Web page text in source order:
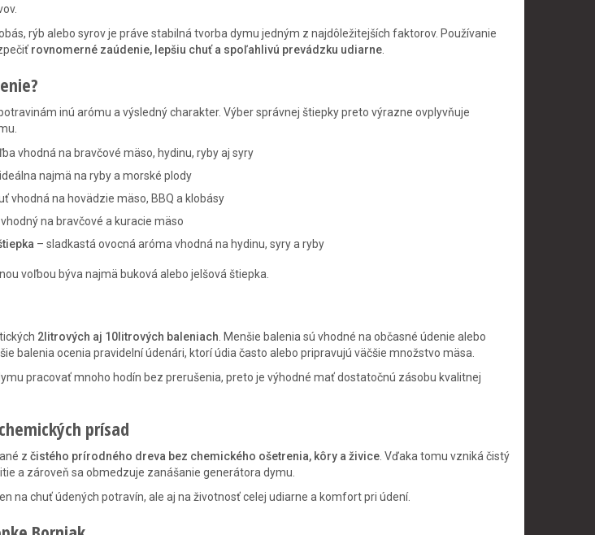
rýb alebo syrov je práve stabilná tvorba dymu jedným z najdôležitejších faktorov. Používanie
rovnomerné zaúdenie, lepšiu chuť a spoľahlivú prevádzku udiarne
inú arómu a výsledný charakter. Výber správnej štiepky preto výrazne ovplyvňuje
vhodná na bravčové mäso, hydinu, ryby aj syry
najmä na ryby a morské plody
vhodná na hovädzie mäso, BBQ a klobásy
na bravčové a kuracie mäso
– sladkastá ovocná aróma vhodná na hydinu, syry a ryby
voľbou býva najmä buková alebo jelšová štiepka.
2litrových aj 10litrových baleniach . Menšie balenia sú vhodné na občasné údenie alebo
balenia ocenia pravidelní údenári, ktorí údia často alebo pripravujú väčšie množstvo mäsa.
pracovať mnoho hodín bez prerušenia, preto je výhodné mať dostatočnú zásobu kvalitnej
prísad
z čistého prírodného dreva bez chemického ošetrenia, kôry a živice . Vďaka tomu vzniká čistý
a zároveň sa obmedzuje zanášanie generátora dymu.
na chuť údených potravín, ale aj na životnosť celej udiarne a komfort pri údení.